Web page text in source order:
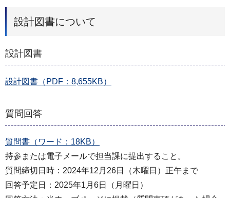
設計図書について
設計図書
設計図書（PDF：8,655KB）
質問回答
質問書（ワード：18KB）
持参または電子メールで担当課に提出すること。
質問締切日時：2024年12月26日（木曜日）正午まで
回答予定日：2025年1月6日（月曜日）